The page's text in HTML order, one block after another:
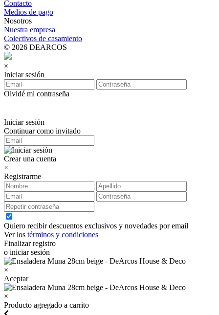
Contacto
Medios de pago
Nosotros
Nuestra empresa
Colectivos de casamiento
© 2026 DEARCOS
×
Iniciar sesión
Olvidé mi contraseña
Iniciar sesión
Continuar como invitado
Crear una cuenta
×
Registrarme
Quiero recibir descuentos exclusivos y novedades por email
Ver los términos y condiciones
Finalizar registro
o iniciar sesión
×
Aceptar
×
Producto agregado a carrito